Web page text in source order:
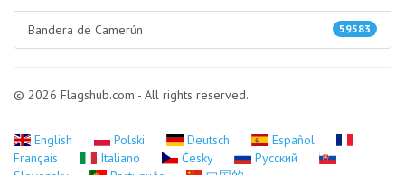
59583
Bandera de Camerún
© 2026 Flagshub.com - All rights reserved.
English Polski Deutsch
Español
Français
Italiano Česky
Русский